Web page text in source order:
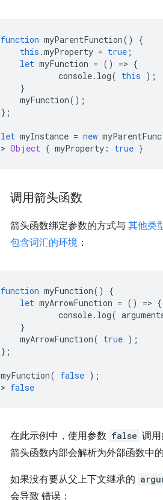
function myParentFunction()
{
this .myProperty = true ;
let myFunction = () => {
console. log( this );
}
myFunction();
};
let myInstance = new
> Object { myProperty : true }
调用箭头函数
箭头函数绑定参数的方式与 其他类
包含词汇的环境 ：
function myFunction()
{
let myArrowFunction = () => {
console. log(
}
myArrowFunction( true );
};
myFunction( false );
> false
在此示例中，使用参数 false 调
箭头函数内部会解析为外部函数中
如果没有要从父上下文继承的
会导致 错误：